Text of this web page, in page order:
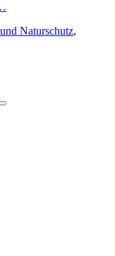
Naturschutz,